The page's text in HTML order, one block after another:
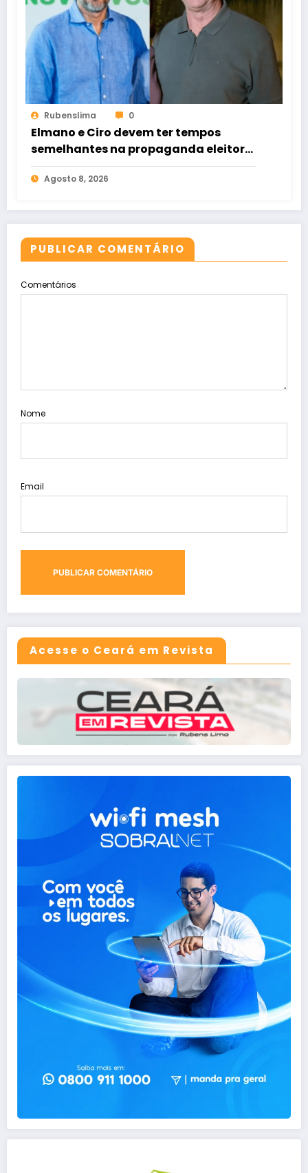
Rubenslima 0
Elmano e Ciro devem ter tempos
semelhantes na propaganda eleitoral
de rádio e TV
Agosto 8, 2026
PUBLICAR COMENTÁRIO
Comentários
Nome
Email
Acesse o Ceará em Revista